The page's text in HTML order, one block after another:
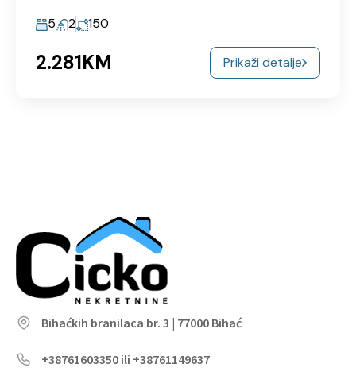
5
2 150
2.281KM Prikaži detalje
Bihaćkih branilaca br. 3 | 77000 Bihać
+38761603350 ili +38761149637